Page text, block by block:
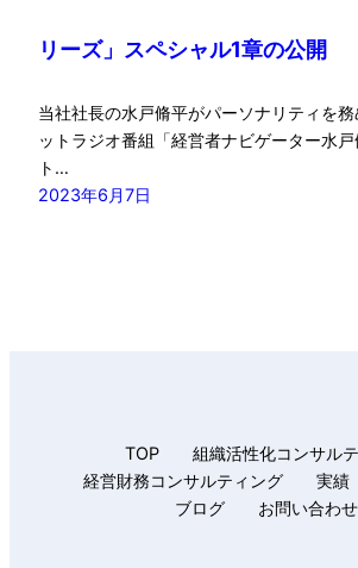
リーズ」スペシャル1章の公開
当社社長の水戸脩平がパーソナリティを
ットラジオ番組「経営者ナビゲーター水
ト…
2023年6月7日
TOP
組織活性化コンサル
経営財務コンサルティング
実績
ブログ
お問い合わ